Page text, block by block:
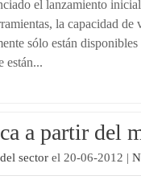
el lanzamiento
la capacidad
sólo están disponibles
están...
a partir del
sector el 20-06-2012 |